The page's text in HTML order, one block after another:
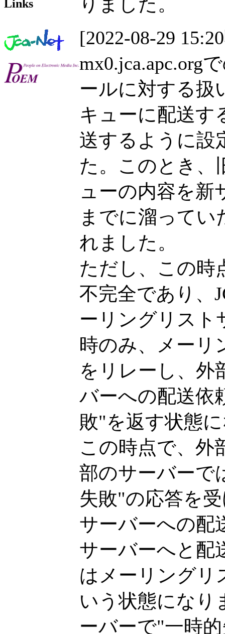
Links
[2022-08-29
mx0.jca.apc.org
ールに対する扱
キューに配送す
送するように設
た。このとき、
ューの内容を新
までに溜ってい
れました。
ただし、この時
不完全であり、
ーリングリスト
時のみ、メーリ
をリレーし、外
バーへの配送依
敗"を返す状態
この時点で、外
部のサーバーで
失敗"の応答を
サーバーへの配
サーバーへと配
はメーリングリ
いう状態になり
ーバーで"一時